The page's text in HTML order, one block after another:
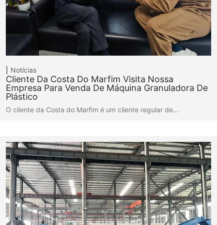
Notícias
Cliente Da Costa Do Marfim Visita Nossa
Empresa Para Venda De Máquina Granuladora De
Plástico
O cliente da Costa do Marfim é um cliente regular de…